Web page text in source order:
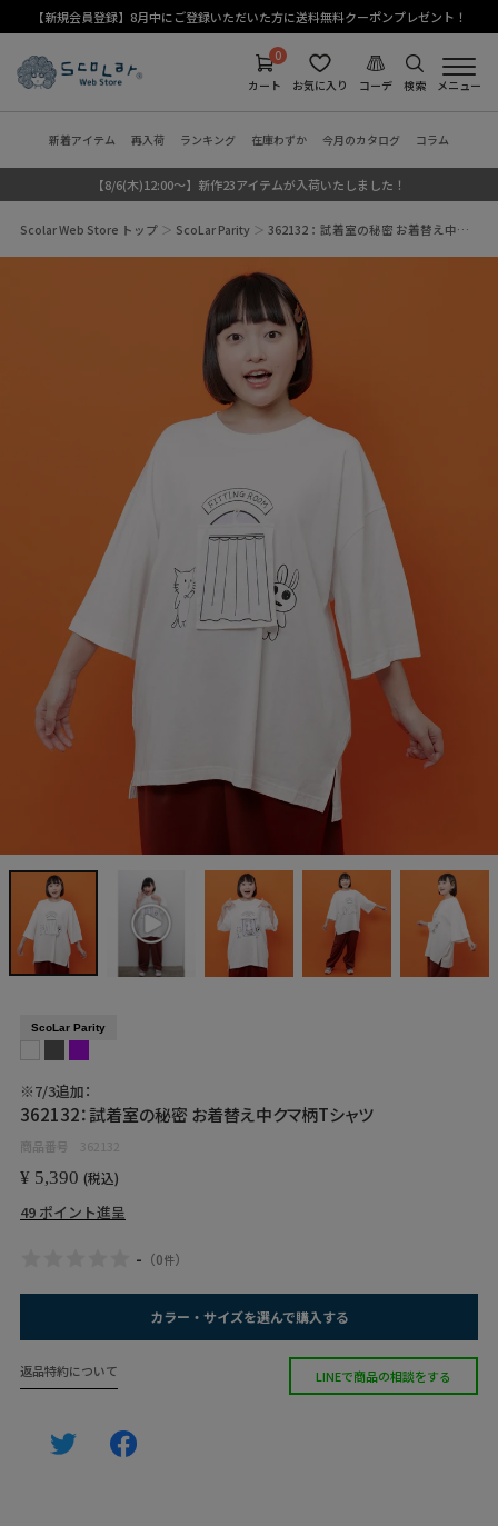
【新規会員登録】8月中にご登録いただいた方に送料無料クーポンプレゼント！
検索
コーデ
お気に入り
0
カート
メニュー
新着アイテム 再入荷 ランキング 在庫わずか 今月のカタログ コラム
【8/6(木)12:00～】新作23アイテムが入荷いたしました！
Scolar Web Store トップ ScoLar Parity 362132：試着室の秘密 お着替え中…
ScoLar Parity
※7/3追加：
362132：試着室の秘密 お着替え中クマ柄Tシャツ
商品番号 362132
¥ 5,390 税込
49 ポイント進呈
- （0件）
カラー・サイズを選んで購入する
返品特約について LINEで商品の相談をする